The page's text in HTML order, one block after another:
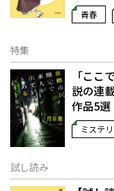
青春
特集
「ここ
説の連
作品5選
ミステリ
試し読み